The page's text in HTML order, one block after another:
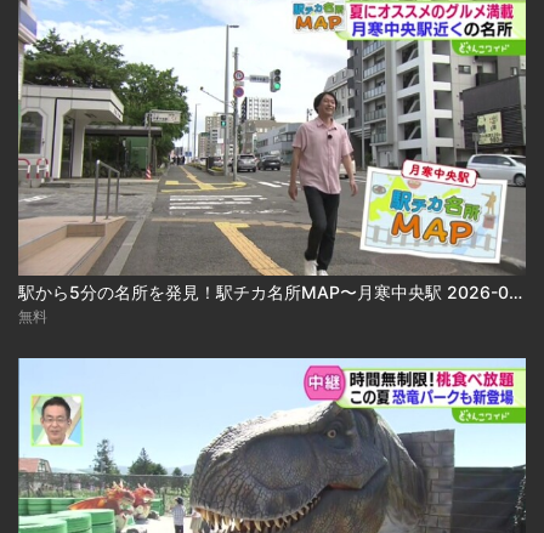
駅から5分の名所を発見！駅チカ名所MAP〜月寒中央駅 2026-08-05
無料